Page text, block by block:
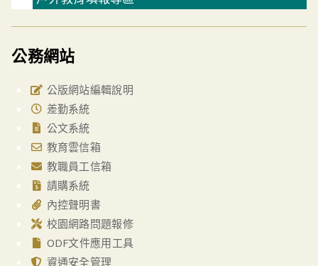
公務網站
公版網站編輯說明
差勤系統
公文系統
教育雲信箱
教職員工信箱
請購系統
內控聲明書
校園網路問題報修
ODF文件應用工具
資通安全管理